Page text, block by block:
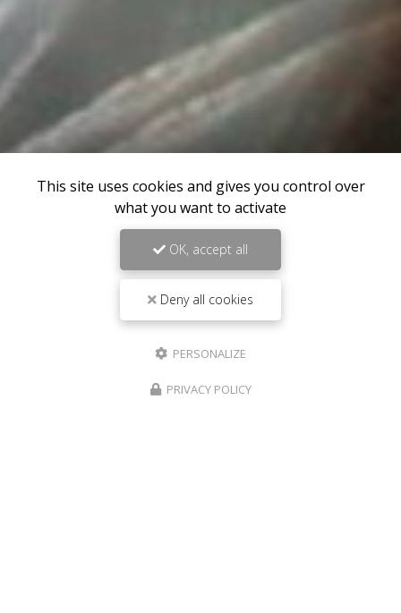
This site uses cookies and gives you control over
what you want to activate
OK, accept all
Deny all cookies
PERSONALIZE
PRIVACY POLICY